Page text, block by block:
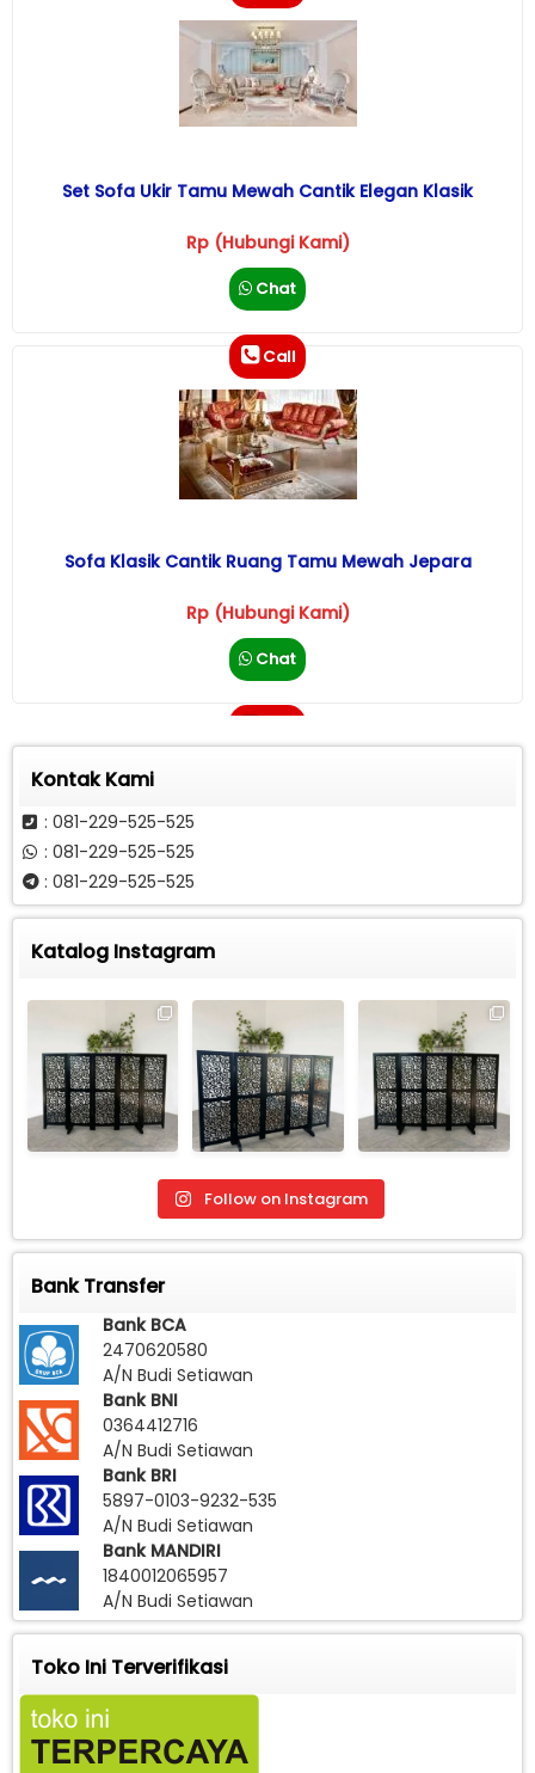
Set Sofa Ukir Tamu Mewah Cantik Elegan Klasik
Rp (Hubungi Kami)
Chat
Call
Sofa Klasik Cantik Ruang Tamu Mewah Jepara
Rp (Hubungi Kami)
Chat
Kontak Kami
: 081-229-525-525
: 081-229-525-525
: 081-229-525-525
Katalog Instagram
Follow on Instagram
Bank Transfer
Bank BCA
2470620580
A/N Budi Setiawan
Bank BNI
0364412716
A/N Budi Setiawan
Bank BRI
5897-0103-9232-535
A/N Budi Setiawan
Bank MANDIRI
1840012065957
A/N Budi Setiawan
Toko Ini Terverifikasi